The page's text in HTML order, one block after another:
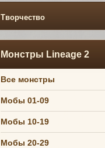
Творчество
Монстры Lineage 2
Все монстры
Мобы 01-09
Мобы 10-19
Мобы 20-29